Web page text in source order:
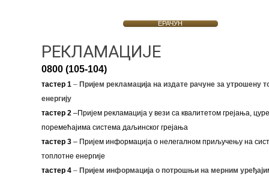
ЕРАЧУН
РЕКЛАМАЦИЈЕ
0800 (105-104)
тастер 1–Пријем рекламација на издате рачуне за утрошену
енергију
тастер 2–Пријем рекламација у вези са квалитетом грејања,
поремећајима система даљинског грејања
тастер 3– Пријем информација о нелегалном приључењу на
топлотне енергије
тастер 4 – Пријем информација о потрошњи на мерним